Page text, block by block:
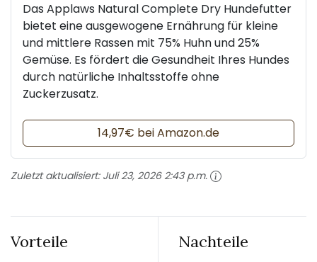
Das Applaws Natural Complete Dry Hundefutter
bietet eine ausgewogene Ernährung für kleine
und mittlere Rassen mit 75% Huhn und 25%
Gemüse. Es fördert die Gesundheit Ihres Hundes
durch natürliche Inhaltsstoffe ohne
Zuckerzusatz.
14,97€ bei Amazon.de
Zuletzt aktualisiert: Juli 23, 2026 2:43 p.m.
Vorteile Nachteile